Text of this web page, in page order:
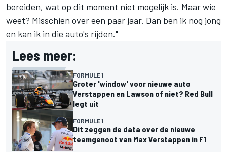
bereiden, wat op dit moment niet mogelijk is. Maar wie
weet? Misschien over een paar jaar. Dan ben ik nog jong
en kan ik in die auto's rijden."
Lees meer:
FORMULE 1
Groter 'window' voor nieuwe auto
Verstappen en Lawson of niet? Red Bull
legt uit
FORMULE 1
Dit zeggen de data over de nieuwe
teamgenoot van Max Verstappen in F1